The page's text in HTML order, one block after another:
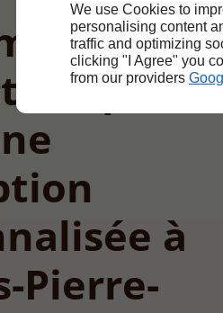
We use Cookies to
personalising content
traffic and optimizing
clicking "I Agree" you
from our providers
expert
à
Pierre-